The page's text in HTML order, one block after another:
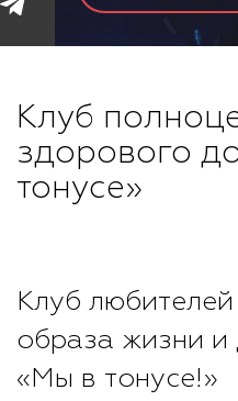
Клуб
здорового
тонусе»
Клуб
образа жизни и
«Мы в тонусе!»